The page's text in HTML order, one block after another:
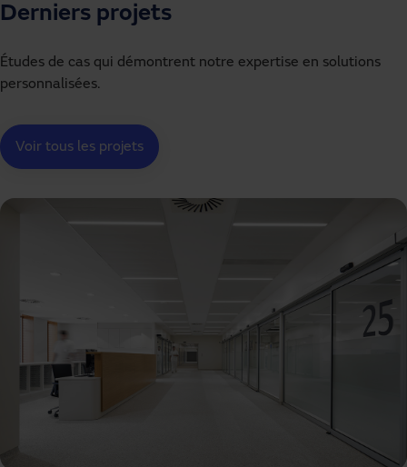
Derniers projets
Études de cas qui démontrent notre expertise en solutions
personnalisées.
Voir tous les projets